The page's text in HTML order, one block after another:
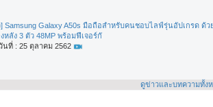
] Samsung Galaxy A50s มือถือสำหรับคนชอบไลฟ์รุ่นอัปเกรด ด้ว
หลัง 3 ตัว 48MP พร้อมฟีเจอร์กั
นที่ : 25 ตุลาคม 2562
ดูข่าวและบทความทั้ง